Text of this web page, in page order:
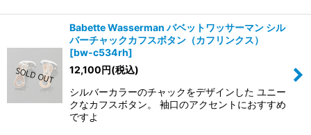
Babette Wasserman バベットワッサーマン シル
バーチャックカフスボタン（カフリンクス）
[bw-c534rh]
12,100円(税込)
シルバーカラーのチャックをデザインした ユニー
クなカフスボタン。 袖口のアクセントにおすすめ
ですよ